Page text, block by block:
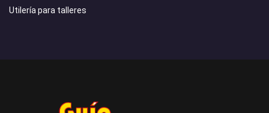
Utilería para talleres